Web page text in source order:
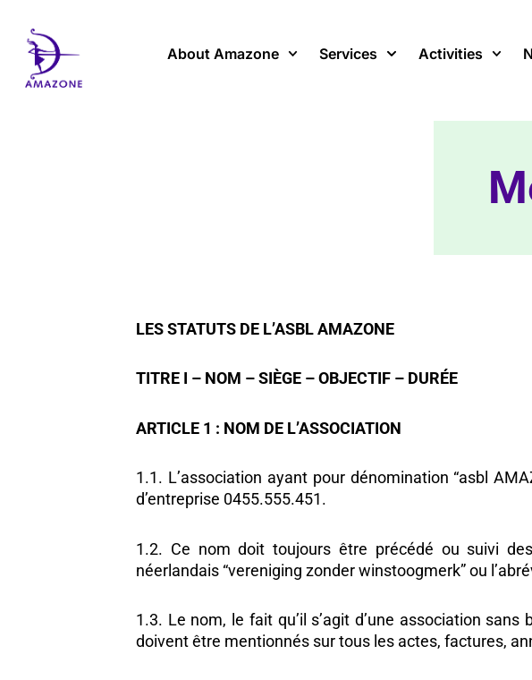
content
About Amazone Services Activities
LES STATUTS DE L’ASBL AMAZONE
TITRE I – NOM – SIÈGE – OBJECTIF – DURÉE
ARTICLE 1 : NOM DE L’ASSOCIATION
1.1. L’association ayant pour dénomination “asbl
d’entreprise 0455.555.451.
1.2. Ce nom doit toujours être précédé ou suivi
néerlandais “vereniging zonder winstoogmerk” ou
1.3. Le nom, le fait qu’il s’agit d’une association
doivent être mentionnés sur tous les actes, factures,